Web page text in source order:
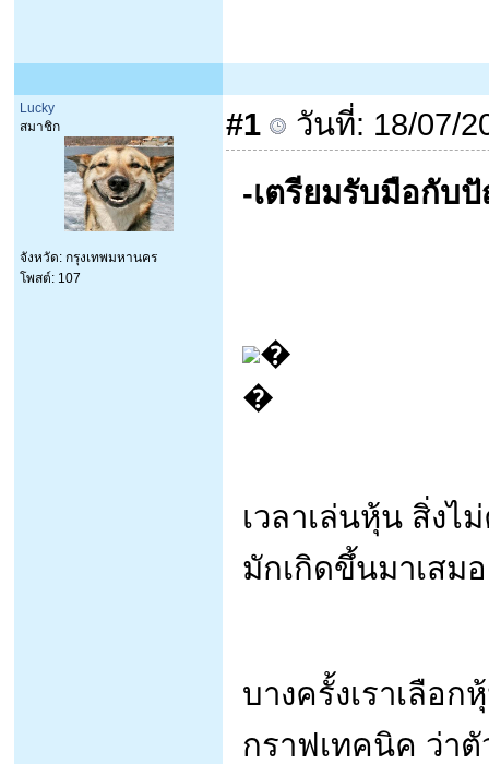
Lucky
สมาชิก
จังหวัด: กรุงเทพมหานคร
โพสต์: 107
#1
วันที่: 18/07/
-เตรียมรับมือกับ
�
�
เวลาเล่นหุ้น สิ่งไ
มักเกิดขึ้นมาเสม
บางครั้งเราเลือ
กราฟเทคนิค ว่า